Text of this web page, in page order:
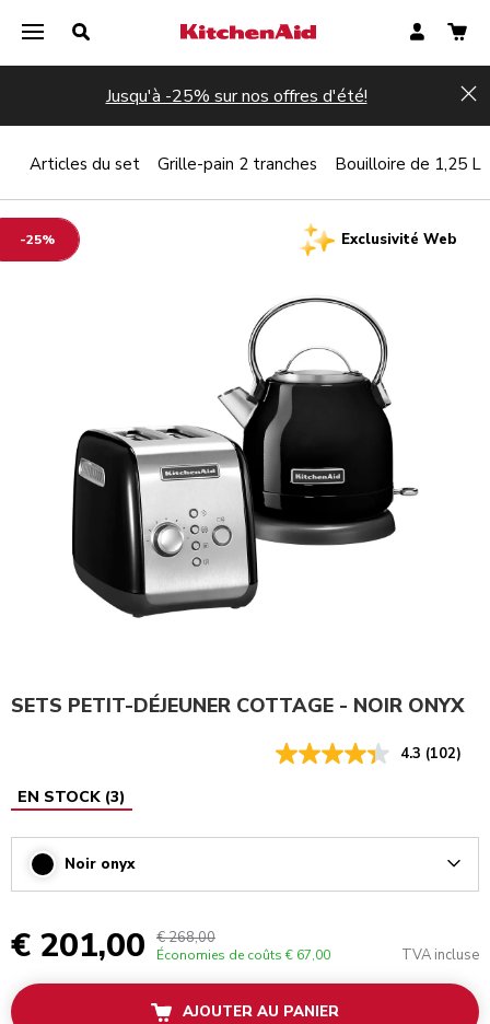
Jusqu'à -25% sur nos offres d'été!
-25% Exclusivité Web
SETS PETIT-DÉJEUNER COTTAGE - NOIR ONYX
4.3 (102)
EN STOCK (3)
Noir onyx
€ 201,00 € 268,00
Économies de coûts € 67,00 TVA incluse
AJOUTER AU PANIER
Articles du set Grille-pain 2 tranches Bouilloire de 1,25 L